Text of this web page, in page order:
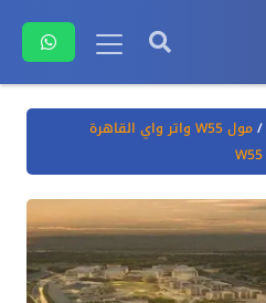
/
مول W55 واتر واي القاهرة